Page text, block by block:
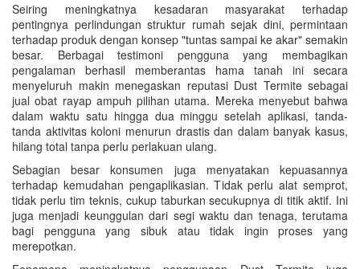
Seiring meningkatnya kesadaran masyarakat terhadap
pentingnya perlindungan struktur rumah sejak dini, permintaan
terhadap produk dengan konsep "tuntas sampai ke akar" semakin
besar. Berbagai testimoni pengguna yang membagikan
pengalaman berhasil memberantas hama tanah ini secara
menyeluruh makin menegaskan reputasi Dust Termite sebagai
jual obat rayap ampuh pilihan utama. Mereka menyebut bahwa
dalam waktu satu hingga dua minggu setelah aplikasi, tanda-
tanda aktivitas koloni menurun drastis dan dalam banyak kasus,
hilang total tanpa perlu perlakuan ulang.
Sebagian besar konsumen juga menyatakan kepuasannya
terhadap kemudahan pengaplikasian. Tidak perlu alat semprot,
tidak perlu tim teknis, cukup taburkan secukupnya di titik aktif. Ini
juga menjadi keunggulan dari segi waktu dan tenaga, terutama
bagi pengguna yang sibuk atau tidak ingin proses yang
merepotkan.